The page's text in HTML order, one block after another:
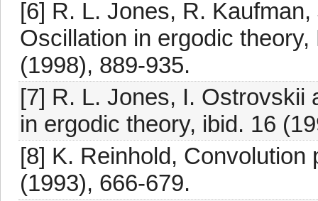
[6] R. L. Jones, R.
Oscillation in ergodic
(1998), 889-935.
[7] R. L. Jones, I. Ostrovskii
in ergodic theory, ibid. 16
[8] K. Reinhold,
(1993), 666-679.